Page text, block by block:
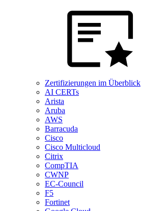
Zertifizierungen im Überblick
AI CERTs
Arista
Aruba
AWS
Barracuda
Cisco
Cisco Multicloud
Citrix
CompTIA
CWNP
EC-Council
F5
Fortinet